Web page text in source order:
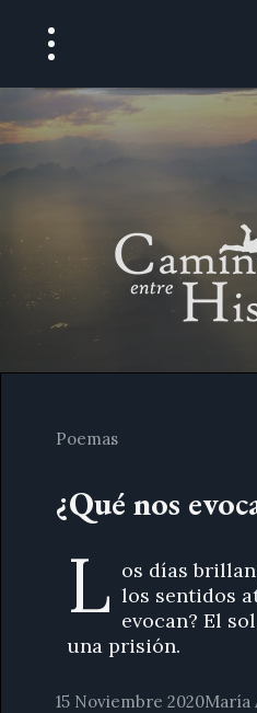
Poemas
¿Qué nos
L os días
los sentidos
evocan? El
una prisión.
15 Noviembre 2020María